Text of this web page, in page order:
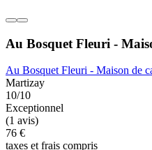
Au Bosquet Fleuri -
Au Bosquet Fleuri - Maison de
Martizay
10/10
Exceptionnel
(1 avis)
76 €
taxes et frais compris